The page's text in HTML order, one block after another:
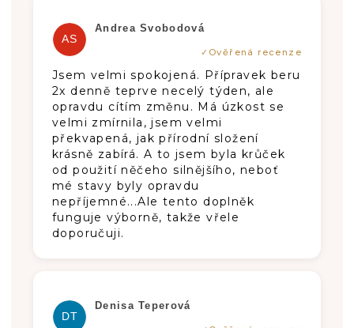
AS
Andrea Svobodová
Die Produktbewertung beträgt 5 von
Jsem velmi spokojená. Přípravek beru
2x denně teprve necelý týden, ale
opravdu cítím změnu. Má úzkost se
velmi zmírnila, jsem velmi
překvapená, jak přírodní složení
krásně zabírá. A to jsem byla krůček
od použití něčeho silnějšího, neboť
mé stavy byly opravdu
nepříjemné...Ale tento doplněk
funguje výborně, takže vřele
doporučuji.
DT
Denisa Teperová
Die Produktbewertung beträgt 5 von